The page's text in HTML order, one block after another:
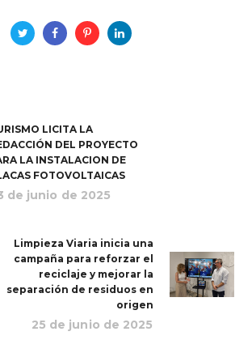
LICITA LA
DEL PROYECTO
LA INSTALACION DE
FOTOVOLTAICAS
de junio de 2025
Limpieza Viaria inicia una
campaña para reforzar el
reciclaje y mejorar la
separación de residuos en
origen
25 de junio de 2025